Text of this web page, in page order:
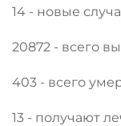
14 - новые
20872 - всего
403 - всего
13 - получают